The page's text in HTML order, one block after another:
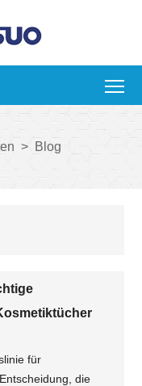
> Blog
für
die